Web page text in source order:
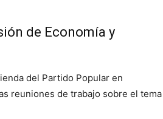
de Economía y
del Partido Popular en
reuniones de trabajo sobre el tema